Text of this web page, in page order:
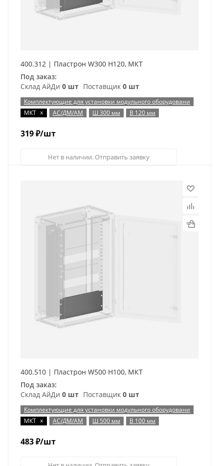
400.312 | Пластрон W300 H120, МКТ
Под заказ:
Склад АйДи 0 шт Поставщик 0 шт
Комплектующие для установки модульного оборудовани
МКТ x АС/ДМ/АМ Ш 300 мм В 120 мм
319₽/шт
Нет в наличии. Отправить заявку
400.510 | Пластрон W500 H100, МКТ
Под заказ:
Склад АйДи 0 шт Поставщик 0 шт
Комплектующие для установки модульного оборудовани
МКТ x АС/ДМ/АМ Ш 500 мм В 100 мм
483₽/шт